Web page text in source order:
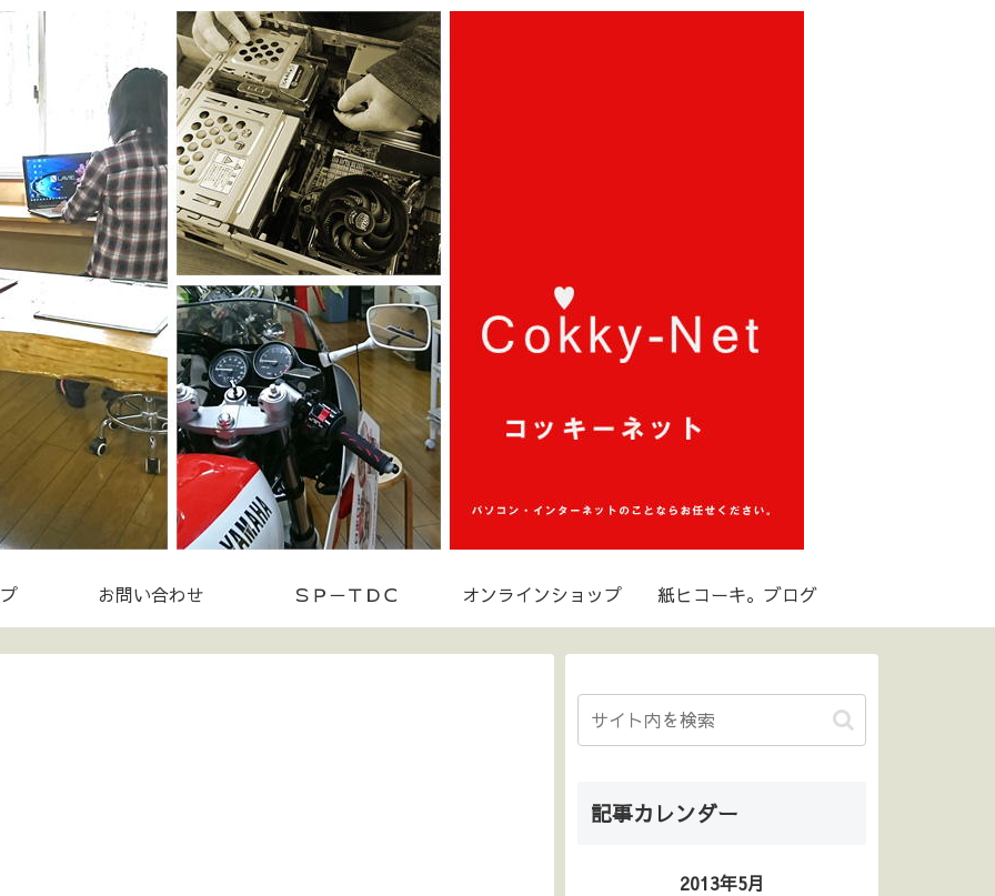
お問い合わせ ＳＰ－ＴＤＣ オンラインショップ 紙ヒコーキ。ブログ
記事カレンダー
2013年5月